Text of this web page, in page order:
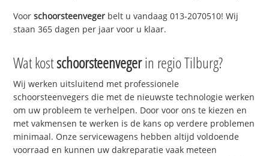
Voorschoorsteenveger belt u vandaag 013-2070510! Wij
staan 365 dagen per jaar voor u klaar.
Wat kostschoorsteenvegerin regio Tilburg?
Wij werken uitsluitend met professionele
schoorsteenvegers die met de nieuwste technologie werken
om uw probleem te verhelpen. Door voor ons te kiezen en
met vakmensen te werken is de kans op verdere problemen
minimaal. Onze servicewagens hebben altijd voldoende
voorraad en kunnen uw dakreparatie vaak meteen